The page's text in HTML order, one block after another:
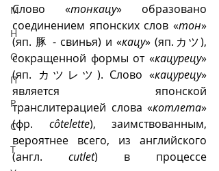
М
Н
О
П
Р
С
Т
Слово «тонкацу» образовано
соединением японских слов «тон»
(яп. 豚 - свинья) и «кацу» (яп.カツ),
сокращенной формы от «кацурецу»
(яп. カツレツ). Слово «кацурецу»
является японской
транслитерацией слова «котлета»
(фр. côtelette), заимствованным,
вероятнее всего, из английского
(англ. cutlet) в процессе